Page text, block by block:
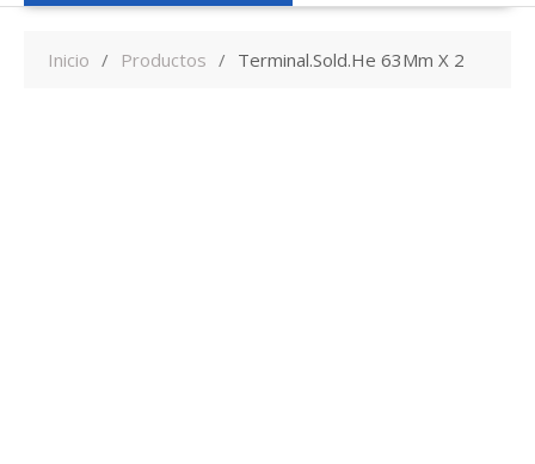
Inicio Productos Terminal.Sold.He 63Mm X 2